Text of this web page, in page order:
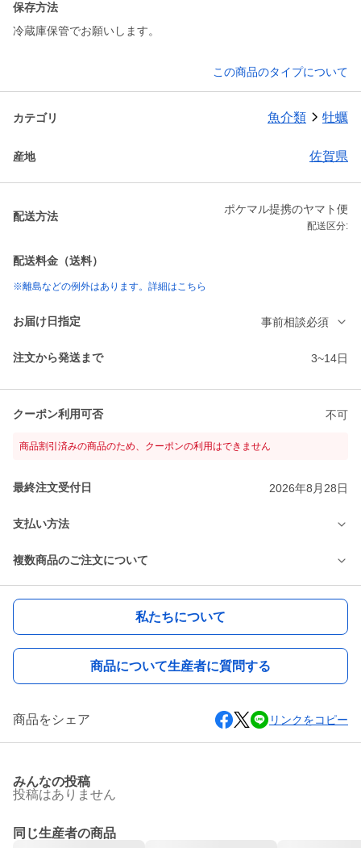
保存方法
冷蔵庫保管でお願いします。
この商品のタイプについて
カテゴリ 魚介類 牡蠣
産地 佐賀県
配送方法
ポケマル提携のヤマト便
配送区分:
配送料金（送料）
※離島などの例外はあります。詳細はこちら
お届け日指定 事前相談必須
注文から発送まで 3~14日
クーポン利用可否 不可
商品割引済みの商品のため、クーポンの利用はできません
最終注文受付日 2026年8月28日
支払い方法
複数商品のご注文について
私たちについて
商品について生産者に質問する
商品をシェア リンクをコピー
みんなの投稿
投稿はありません
同じ生産者の商品